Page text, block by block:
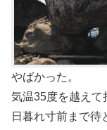
やばかった。
気温35度を越えて
日暮れ寸前まで待